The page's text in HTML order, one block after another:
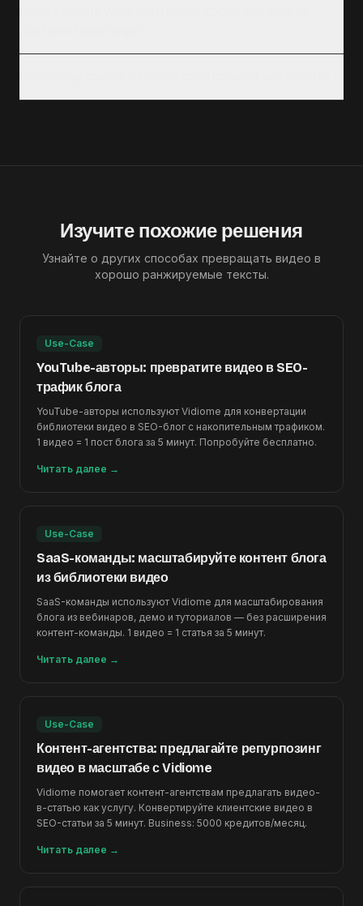
Изучите похожие решения
Узнайте о других способах превращать видео в
хорошо ранжируемые тексты.
Use-Case
YouTube-авторы: превратите видео в SEO-
трафик блога
YouTube-авторы используют Vidiome для конвертации
библиотеки видео в SEO-блог с накопительным трафиком.
1 видео = 1 пост блога за 5 минут. Попробуйте бесплатно.
Читать далее →
Use-Case
SaaS-команды: масштабируйте контент блога
из библиотеки видео
SaaS-команды используют Vidiome для масштабирования
блога из вебинаров, демо и туториалов — без расширения
контент-команды. 1 видео = 1 статья за 5 минут.
Читать далее →
Use-Case
Контент-агентства: предлагайте репурпозинг
видео в масштабе с Vidiome
Vidiome помогает контент-агентствам предлагать видео-
в-статью как услугу. Конвертируйте клиентские видео в
SEO-статьи за 5 минут. Business: 5000 кредитов/месяц.
Читать далее →